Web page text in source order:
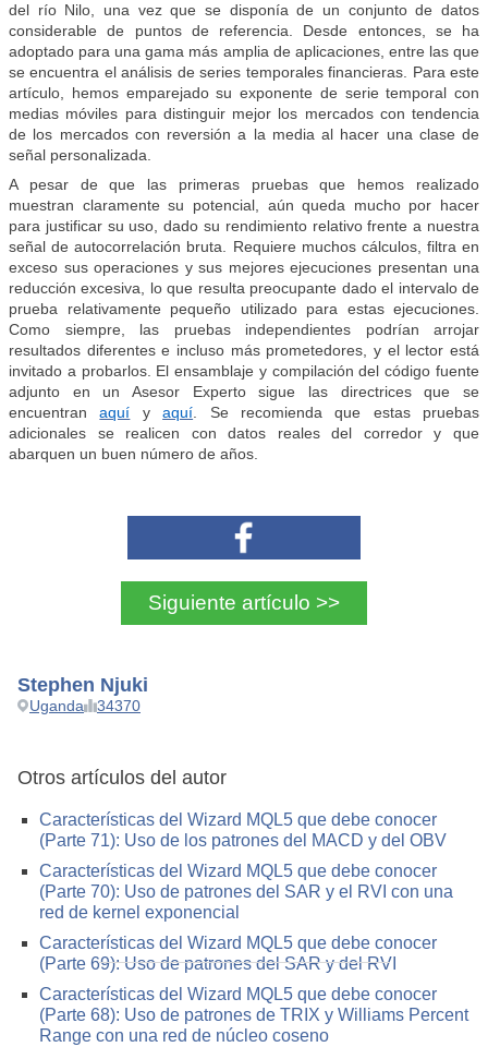
del río Nilo, una vez que se disponía de un conjunto de datos
considerable de puntos de referencia. Desde entonces, se ha
adoptado para una gama más amplia de aplicaciones, entre las que
se encuentra el análisis de series temporales financieras. Para este
artículo, hemos emparejado su exponente de serie temporal con
medias móviles para distinguir mejor los mercados con tendencia
de los mercados con reversión a la media al hacer una clase de
señal personalizada.
A pesar de que las primeras pruebas que hemos realizado
muestran claramente su potencial, aún queda mucho por hacer
para justificar su uso, dado su rendimiento relativo frente a nuestra
señal de autocorrelación bruta. Requiere muchos cálculos, filtra en
exceso sus operaciones y sus mejores ejecuciones presentan una
reducción excesiva, lo que resulta preocupante dado el intervalo de
prueba relativamente pequeño utilizado para estas ejecuciones.
Como siempre, las pruebas independientes podrían arrojar
resultados diferentes e incluso más prometedores, y el lector está
invitado a probarlos. El ensamblaje y compilación del código fuente
adjunto en un Asesor Experto sigue las directrices que se
encuentranaquí yaquí. Se recomienda que estas pruebas
adicionales se realicen con datos reales del corredor y que
abarquen un buen número de años.
Siguiente artículo >>
Stephen Njuki
Uganda 34370
Otros artículos del autor
Características del Wizard MQL5 que debe conocer
(Parte 71): Uso de los patrones del MACD y del OBV
Características del Wizard MQL5 que debe conocer
(Parte 70): Uso de patrones del SAR y el RVI con una
red de kernel exponencial
Características del Wizard MQL5 que debe conocer
(Parte 69): Uso de patrones del SAR y del RVI
Características del Wizard MQL5 que debe conocer
(Parte 68): Uso de patrones de TRIX y Williams Percent
Range con una red de núcleo coseno